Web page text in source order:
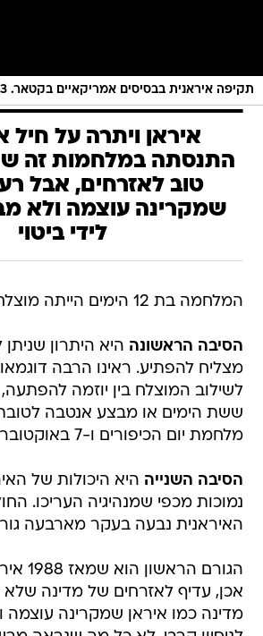
תקיפה איראנית בבסיסים אמריקאיים בקטאר. 23 ביוני 2025
איראן ויתרה על חיל
התנסתה במלחמות זה
טוב לאזרחים, אבל
שמקרינה עוצמה ולא
לידי ביטוי
המלחמה בת 12 הימים הייתה מוצלחת מכמה סיבות:
הסיבה הראשונה היא היתרון שניתן
מצליח להפתיע. ראינו הרבה
לשילוב המוצלח בין יוזמה
ששת הימים או מבצע אנטבה
מלחמת יום הכיפורים ו-7 באוקטובר לטובת אויבינו.
הסיבה השנייה היא היכולות של
נמוכות מכפי שמנהיגיה העריכו.
האיראנית נבעה בעקר מארבעה
הגורם
אכן, עדיף לאזרחים של מדינה שלא
מדינה כמו איראן שמקרינה עוצמה